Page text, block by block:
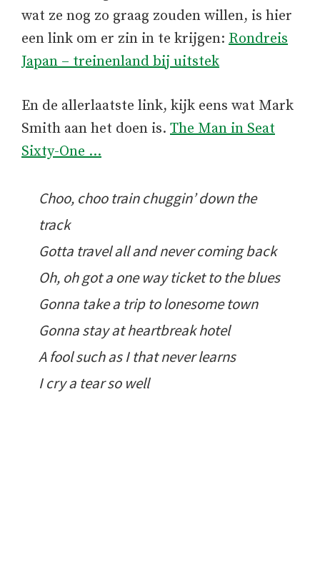
wat ze nog zo graag zouden willen, is hier
een link om er zin in te krijgen: Rondreis
Japan – treinenland bij uitstek
En de allerlaatste link, kijk eens wat Mark
Smith aan het doen is. The Man in Seat
Sixty-One …
Choo, choo train chuggin’ down the
track
Gotta travel all and never coming back
Oh, oh got a one way ticket to the blues
Gonna take a trip to lonesome town
Gonna stay at heartbreak hotel
A fool such as I that never learns
I cry a tear so well